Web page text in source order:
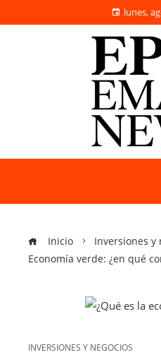
lunes,
Inicio
Inversiones y
Economía verde: ¿en qué
INVERSIONES Y NEGOCIOS